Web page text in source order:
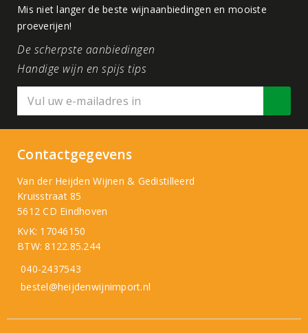
Mis niet langer de beste wijnaanbiedingen en mooiste
proeverijen!
De scherpste aanbiedingen
Handige wijn en spijs tips
Contactgegevens
Van der Heijden Wijnen & Gedistilleerd
Kruisstraat 85
5612 CD Eindhoven
KvK: 17046150
BTW: 8122.85.244
040-2437543
bestel@heijdenwijnimport.nl